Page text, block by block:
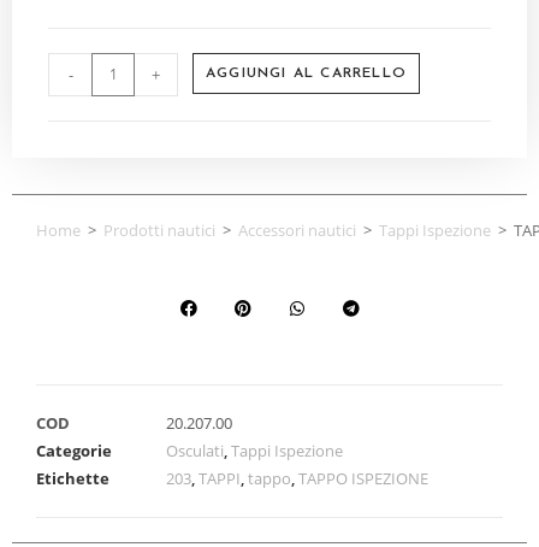
- + AGGIUNGI AL CARRELLO
Home > Prodotti nautici > Accessori nautici > Tappi Ispezione >
COD
20.207.00
Categorie
Osculati,Tappi Ispezione
Etichette
203,TAPPI,tappo,TAPPO ISPEZIONE